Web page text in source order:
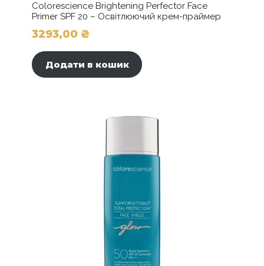
Colorescience Brightening Perfector Face
Primer SPF 20 – Освітлюючий крем-праймер
3293,00 ₴
Додати в кошик